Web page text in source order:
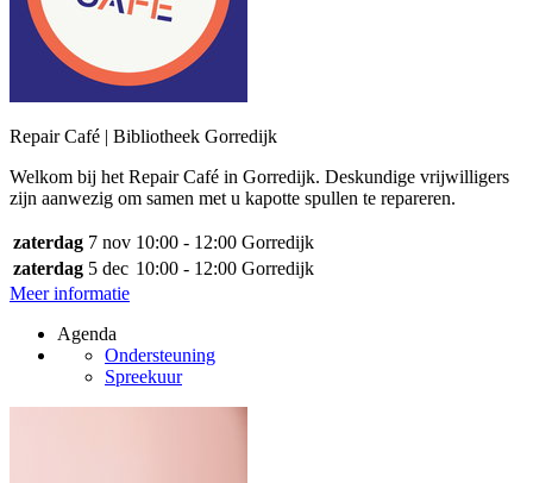
Repair Café | Bibliotheek Gorredijk
Welkom bij het Repair Café in Gorredijk. Deskundige vrijwilligers
zijn aanwezig om samen met u kapotte spullen te repareren.
zaterdag 7 nov 10:00 - 12:00 Gorredijk
zaterdag 5 dec 10:00 - 12:00 Gorredijk
Meer informatie
Agenda
Ondersteuning
Spreekuur